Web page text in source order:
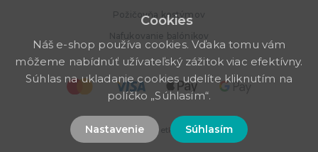
Požičovňa kostýmov
Nafukovanie balónikov
© 2026 Party Store. Všetky práva vyhradené
Cookies
Náš e-shop používa cookies. Vďaka tomu vám
môžeme nabídnúť užívateľský zážitok viac efektívny.
Súhlas na ukladanie cookies udelíte kliknutím na
políčko „Súhlasím“.
Nastavenie Súhlasím